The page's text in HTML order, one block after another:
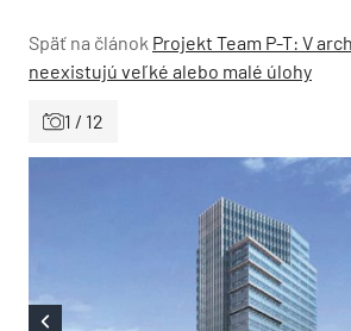
Späť na článok Projekt Team P-T: V
neexistujú veľké alebo malé úlohy
1 / 12